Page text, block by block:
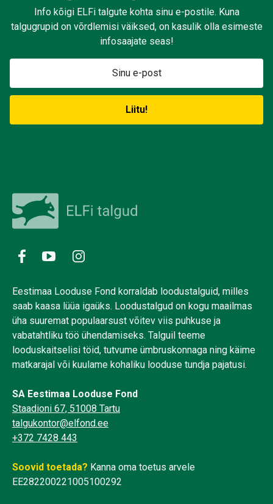
Info kõigi ELFi talgute kohta sinu e-postile. Kuna
talgugrupid on võrdlemisi väiksed, on kasulik olla esimeste
infosaajate seas!
Eestimaa Looduse Fond korraldab loodustalguid, milles
saab kaasa lüüa igaüks. Loodustalgud on kogu maailmas
üha suuremat populaarsust võitev viis puhkuse ja
vabatahtliku töö ühendamiseks. Talguil teeme
looduskaitselisi töid, tutvume ümbruskonnaga ning käime
matkarajal või kuulame kohaliku looduse tundja pajatusi.
SA Eestimaa Looduse Fond
Staadioni 67, 51008 Tartu
talgukontor@elfond.ee
+372 7428 443
Soovid toetada? Kanna oma toetus arvele
EE282200221005100292